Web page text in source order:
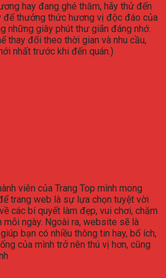
hay đang ghé thăm, hãy thử đến
để thưởng thức hương vị độc đáo của
những giây phút thư giãn đáng nhớ.
thay đổi theo thời gian và nhu cầu,
nhất trước khi đến quán.)
viên của Trang Top mình mong
trang web là sự lựa chọn tuyệt vời
các bí quyết làm đẹp, vui chơi, chăm
ngày. Ngoài ra, website sẽ là
bạn có nhiều thông tin hay, bổ ích,
của mình trở nên thú vị hơn, cũng